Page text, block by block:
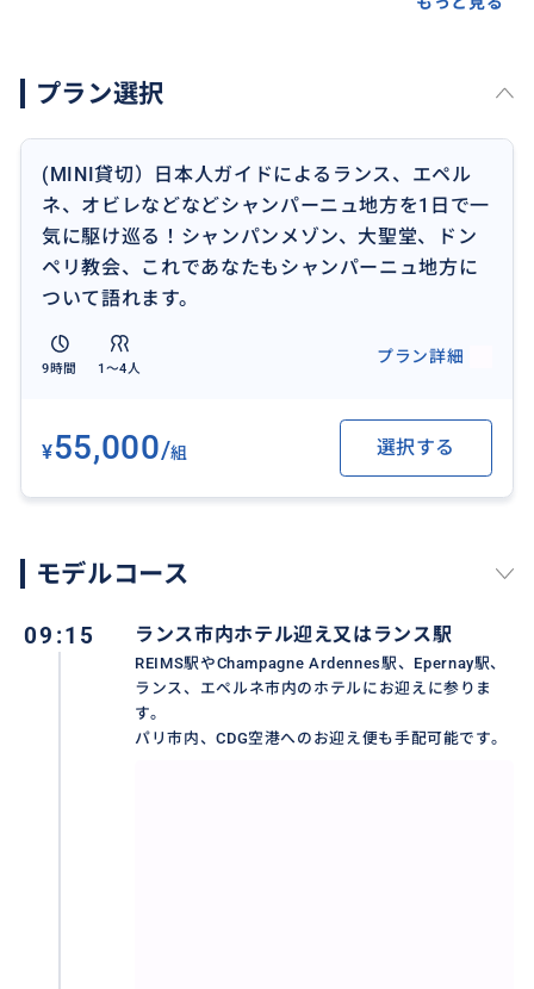
大手メゾンを訪問
ーヴクリコ、ランソンなど。。
エペルネ地区：モエシャンドン、ドンペリニョン、ボ
アゼル、メルシエ、アルフレッドグラシアン、ゴッ
セ、ボランジェ、アヤラ、フィリポナ、など。。。
プラン選択
(MINI貸切）日本人ガイドによるランス、エペル
ネ、オビレなどなどシャンパーニュ地方を1日で一
気に駆け巡る！シャンパンメゾン、大聖堂、ドン
ペリ教会、これであなたもシャンパーニュ地方に
ついて語れます。
9時間 1〜4人
プラン詳細
¥55,000/組 選択する
モデルコース
09:15 ランス市内ホテル迎え又はランス駅
REIMS駅やChampagne Ardennes駅、Epernay駅、
ランス、エペルネ市内のホテルにお迎えに参りま
す。
パリ市内、CDG空港へのお迎え便も手配可能です。